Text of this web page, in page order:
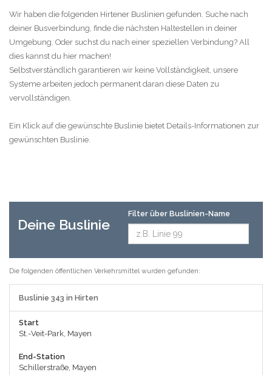
Wir haben die folgenden Hirtener Buslinien gefunden. Suche nach
deiner Busverbindung, finde die nächsten Haltestellen in deiner
Umgebung. Oder suchst du nach einer speziellen Verbindung? All
dies kannst du hier machen!
Selbstverständlich garantieren wir keine Vollständigkeit, unsere
Systeme arbeiten jedoch permanent daran diese Daten zu
vervollständigen.
Ein Klick auf die gewünschte Buslinie bietet Details-Informationen zur
gewünschten Buslinie.
Deine Buslinie
Filter über Buslinien-Name
Die folgenden öffentlichen Verkehrsmittel wurden gefunden:
Buslinie 343 in Hirten
Start
St.-Veit-Park, Mayen
End-Station
Schillerstraße, Mayen